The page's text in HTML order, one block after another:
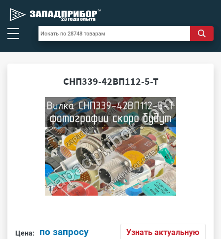
СНП339-42ВП112-5-Т
Цена: по запросу
Узнать актуальную